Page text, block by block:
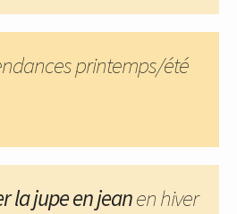
printemps/été
la jupe en jeanen hiver